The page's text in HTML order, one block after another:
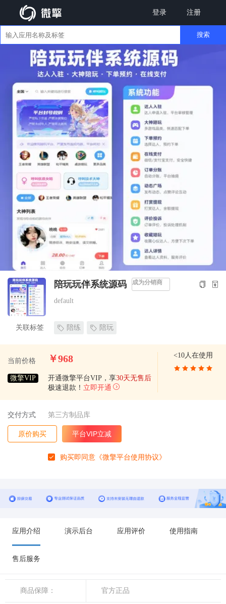
登录 注册
搜索
陪玩玩伴系统源码 成为分销商
default
关联标签 陪练 陪玩
当前价格 ￥968
微擎VIP 开通微擎平台VIP，享30天无售后
极速退款！ 立即开通
<10人在使用
交付方式 第三方制品库
原价购买 平台VIP立减
购买即同意 《微擎平台使用协议》
应用介绍 演示后台 应用评价 使用指南
售后服务
商品保障： 官方正品